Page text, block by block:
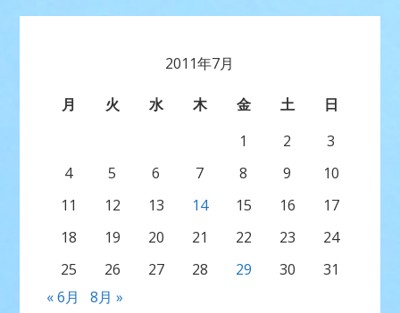
2011年7月
月 火 水 木 金 土
日
1
2
3
4
5 6 7 8 9
10
11
12 13 14 15 16
17
18
19 20 21 22 23
24
25
26 27 28 29 30
31
« 6月
8月 »